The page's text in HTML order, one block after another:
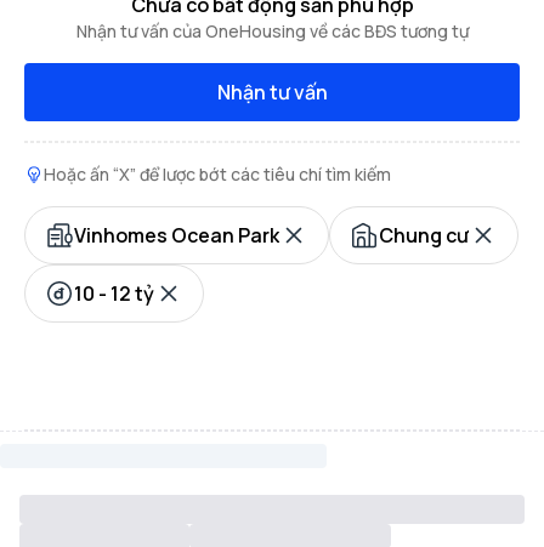
Nhận tư vấn của OneHousing về các BĐS tương tự
Nhận tư vấn
Hoặc ấn “X” để lược bớt các tiêu chí tìm kiếm
Vinhomes Ocean Park Chung cư
10 - 12 tỷ